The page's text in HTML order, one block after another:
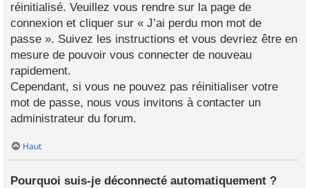
réinitialisé. Veuillez vous rendre sur la page de
connexion et cliquer sur « J’ai perdu mon mot de
passe ». Suivez les instructions et vous devriez être en
mesure de pouvoir vous connecter de nouveau
rapidement.
Cependant, si vous ne pouvez pas réinitialiser votre
mot de passe, nous vous invitons à contacter un
administrateur du forum.
Haut
Pourquoi suis-je déconnecté automatiquement ?